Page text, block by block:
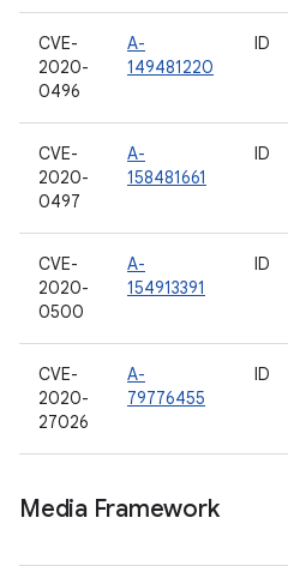
CVE-
2020-
0496
A-
149481220
ID
CVE-
2020-
0497
A-
158481661
ID
CVE-
2020-
0500
A-
154913391
ID
CVE-
2020-
27026
A-
79776455
ID
Media Framework